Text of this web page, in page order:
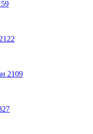
2122
2109